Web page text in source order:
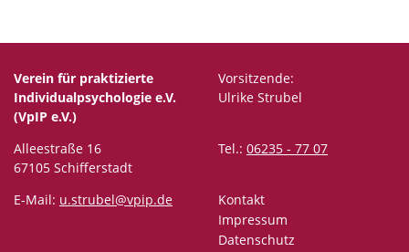
Verein für praktizierte
Individualpsychologie e.V.
(VpIP e.V.)
Vorsitzende:
Ulrike Strubel
Alleestraße 16
67105 Schifferstadt
Tel.: 06235 - 77 07
E-Mail: u.strubel@vpip.de
Kontakt
Impressum
Datenschutz